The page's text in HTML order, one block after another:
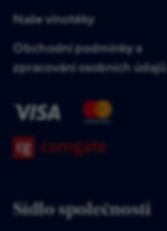
Naše vinotéky
Obchodní podmínky a
zpracování osobních údajů
Sídlo společnosti